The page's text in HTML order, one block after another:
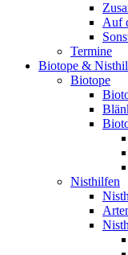
Auf
Termine
Biotope &
Biotope
Nisthilfen